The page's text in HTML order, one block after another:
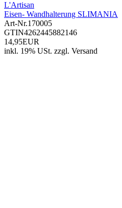
L'Artisan
Eisen- Wandhalterung SLIMANIA
Art-Nr.170005
GTIN4262445882146
14,95EUR
inkl. 19% USt. zzgl. Versand